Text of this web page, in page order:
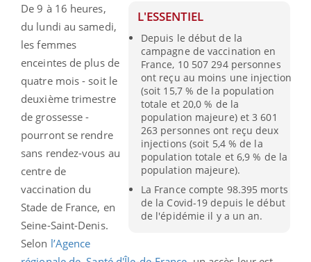
L'ESSENTIEL
Depuis le début de la
campagne de vaccination en
France, 10 507 294 personnes
ont reçu au moins une injection
(soit 15,7 % de la population
totale et 20,0 % de la
population majeure) et 3 601
263 personnes ont reçu deux
injections (soit 5,4 % de la
population totale et 6,9 % de la
population majeure).
La France compte 98.395 morts
de la Covid-19 depuis le début
de l'épidémie il y a un an.
De 9 à 16 heures,
du lundi au samedi,
les femmes
enceintes de plus de
quatre mois - soit le
deuxième trimestre
de grossesse -
pourront se rendre
sans rendez-vous au
centre de
vaccination du
Stade de France, en
Seine-Saint-Denis.
Selon l’Agence